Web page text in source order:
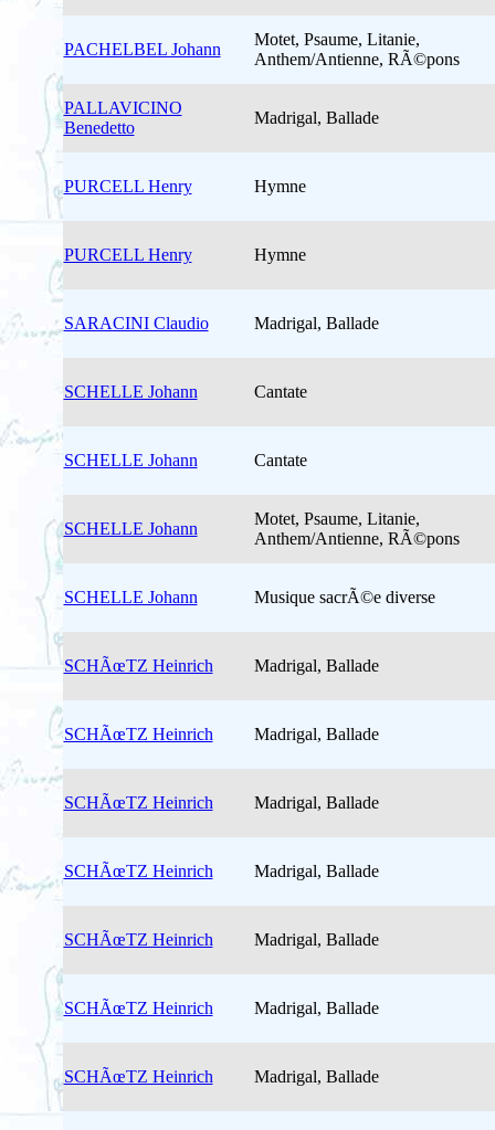
PACHELBEL Johann
Motet, Psaume, Litanie,
Anthem/Antienne, RÃ©pons
PALLAVICINO
Benedetto
Madrigal, Ballade
PURCELL Henry Hymne
PURCELL Henry Hymne
SARACINI Claudio Madrigal, Ballade
SCHELLE Johann Cantate
SCHELLE Johann Cantate
SCHELLE Johann
Motet, Psaume, Litanie,
Anthem/Antienne, RÃ©pons
SCHELLE Johann Musique sacrÃ©e diverse
SCHÃœTZ Heinrich Madrigal, Ballade
SCHÃœTZ Heinrich Madrigal, Ballade
SCHÃœTZ Heinrich Madrigal, Ballade
SCHÃœTZ Heinrich Madrigal, Ballade
SCHÃœTZ Heinrich Madrigal, Ballade
SCHÃœTZ Heinrich Madrigal, Ballade
SCHÃœTZ Heinrich Madrigal, Ballade